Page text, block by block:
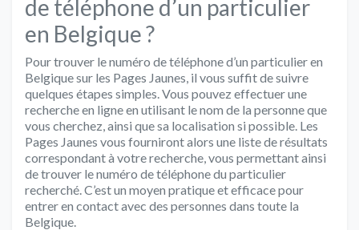
de téléphone d’un particulier
en Belgique ?
Pour trouver le numéro de téléphone d’un particulier en
Belgique sur les Pages Jaunes, il vous suffit de suivre
quelques étapes simples. Vous pouvez effectuer une
recherche en ligne en utilisant le nom de la personne que
vous cherchez, ainsi que sa localisation si possible. Les
Pages Jaunes vous fourniront alors une liste de résultats
correspondant à votre recherche, vous permettant ainsi
de trouver le numéro de téléphone du particulier
recherché. C’est un moyen pratique et efficace pour
entrer en contact avec des personnes dans toute la
Belgique.